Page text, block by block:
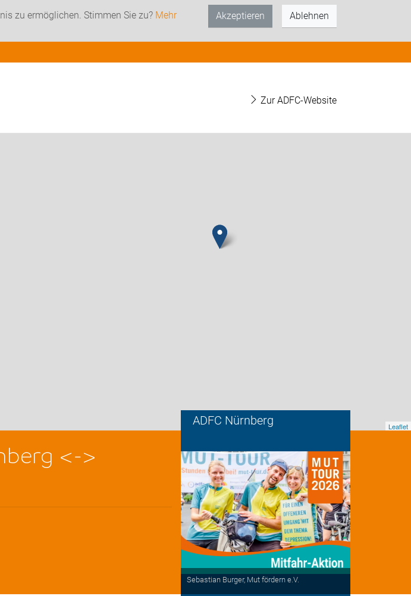
zu ermöglichen. Stimmen Sie zu? Mehr
Akzeptieren Ablehnen
Zur ADFC-Website
Leaflet
ADFC Nürnberg
<->
Sebastian Burger, Mut fördern e.V.